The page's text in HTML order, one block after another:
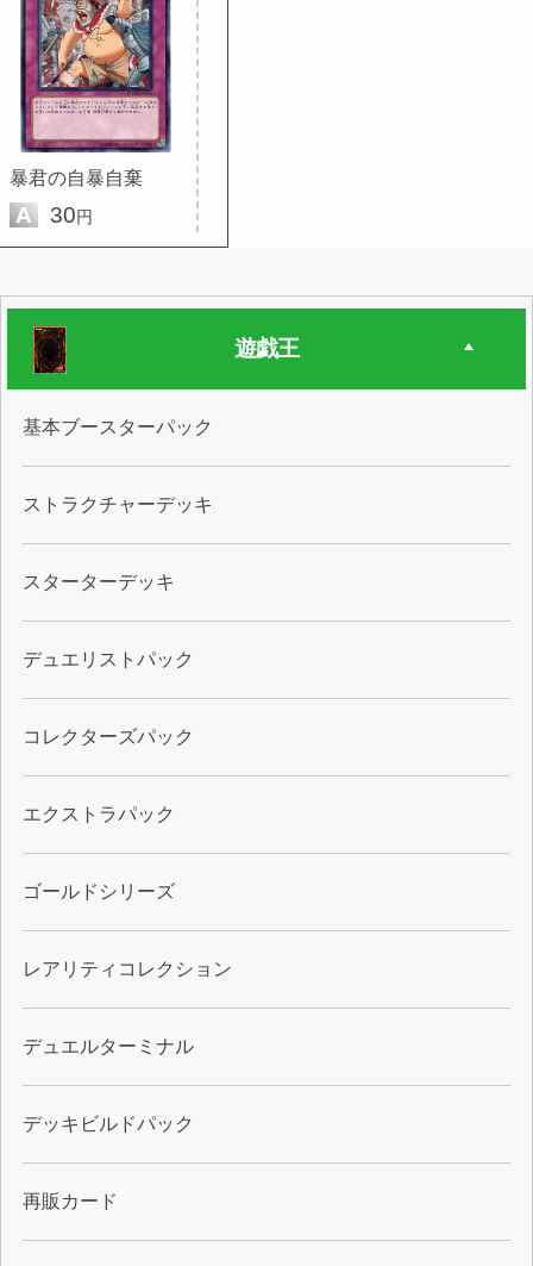
暴君の自暴自棄
A 30円
遊戯王
基本ブースターパック
ストラクチャーデッキ
スターターデッキ
デュエリストパック
コレクターズパック
エクストラパック
ゴールドシリーズ
レアリティコレクション
デュエルターミナル
デッキビルドパック
再販カード